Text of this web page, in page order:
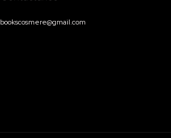
bookscosmere@gmail.com